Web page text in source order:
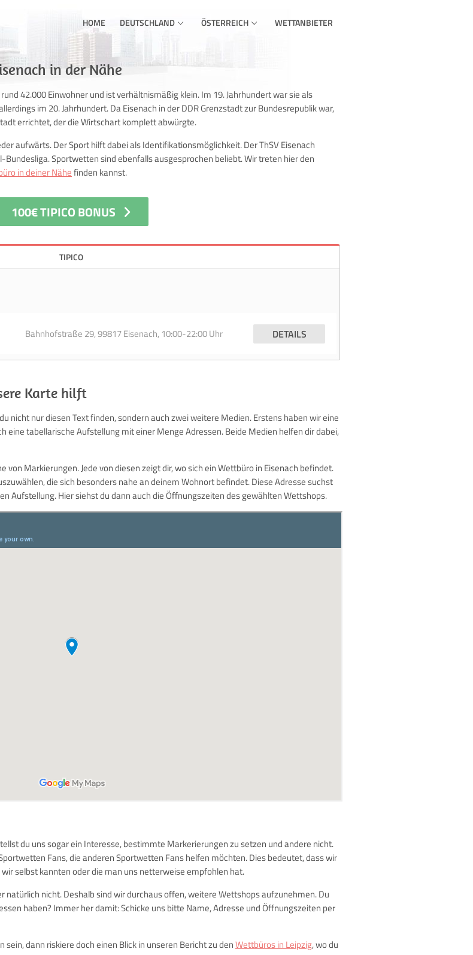
HOME DEUTSCHLAND ÖSTERREICH WETTANBIETER
in der Nähe
42.000 Einwohner und ist verhältnismäßig klein. Im 19. Jahrhundert war sie als
im 20. Jahrhundert. Da Eisenach in der DDR Grenzstadt zur Bundesrepublik war,
errichtet, der die Wirtschart komplett abwürgte.
aufwärts. Der Sport hilft dabei als Identifikationsmöglichkeit. Der ThSV Eisenach
Sportwetten sind ebenfalls ausgesprochen beliebt. Wir treten hier den
in deiner Nähefinden kannst.
100€ TIPICO BONUS
TIPICO
Bahnhofstraße 29, 99817 Eisenach, 10:00-22:00 Uhr DETAILS
Karte hilft
nicht nur diesen Text finden, sondern auch zwei weitere Medien. Erstens haben wir eine
eine tabellarische Aufstellung mit einer Menge Adressen. Beide Medien helfen dir dabei,
von Markierungen. Jede von diesen zeigt dir, wo sich ein Wettbüro in Eisenach befindet.
die sich besonders nahe an deinem Wohnort befindet. Diese Adresse suchst
Aufstellung. Hier siehst du dann auch die Öffnungszeiten des gewählten Wettshops.
du uns sogar ein Interesse, bestimmte Markerierungen zu setzen und andere nicht.
Fans, die anderen Sportwetten Fans helfen möchten. Dies bedeutet, dass wir
selbst kannten oder die man uns netterweise empfohlen hat.
natürlich nicht. Deshalb sind wir durchaus offen, weitere Wettshops aufzunehmen. Du
haben? Immer her damit: Schicke uns bitte Name, Adresse und Öffnungszeiten per
dann riskiere doch einen Blick in unseren Bericht zu denWettbüros in Leipzig, wo du